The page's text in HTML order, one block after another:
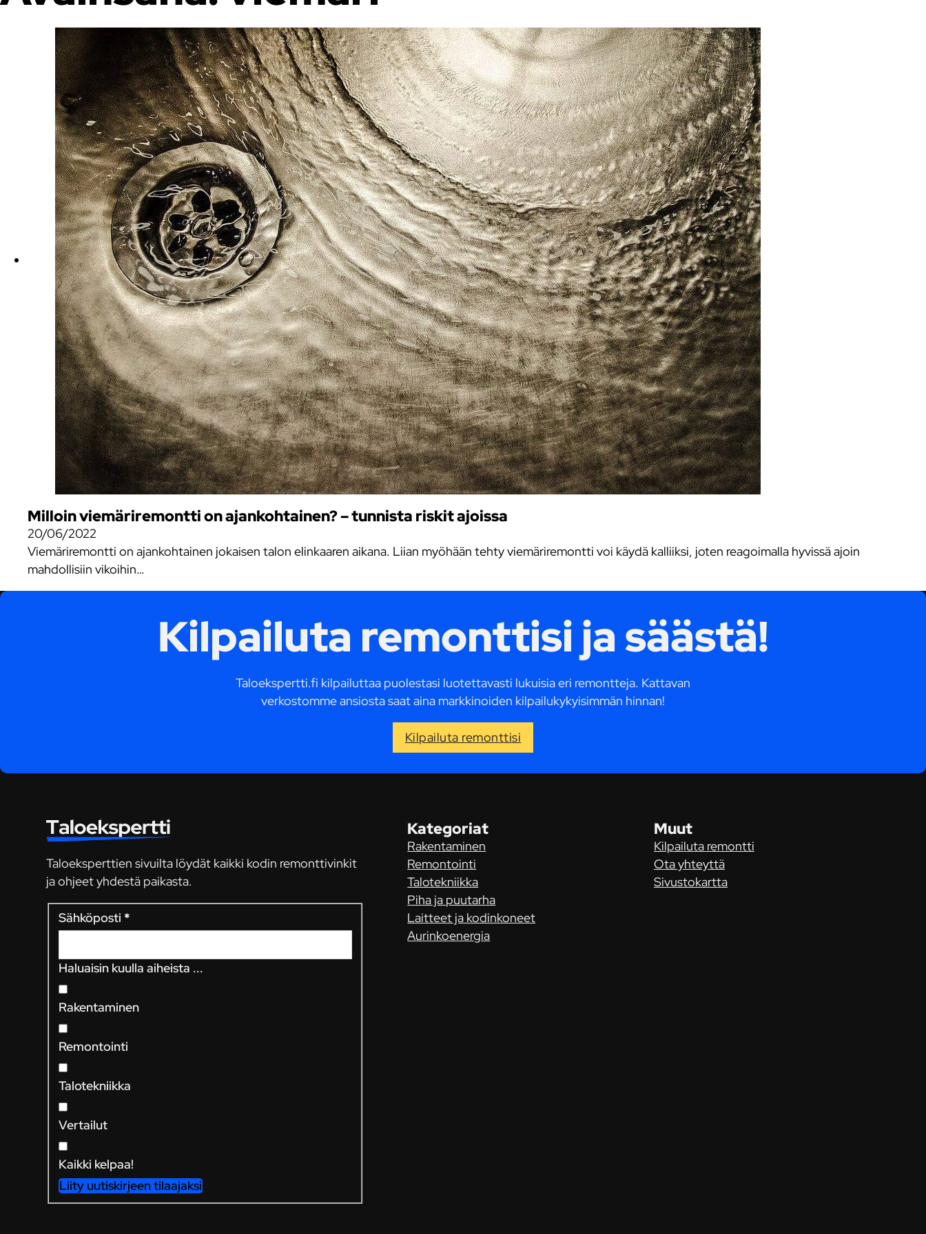
Milloin viemäriremontti on ajankohtainen? – tunnista riskit ajoissa
20/06/2022
Viemäriremontti on ajankohtainen jokaisen talon elinkaaren aikana. Liian myöhään tehty viemäriremontti voi käydä kalliiksi, joten reagoimalla hyvissä ajoin
mahdollisiin vikoihin…
Kilpailuta remonttisi ja säästä!
Taloekspertti.fi kilpailuttaa puolestasi luotettavasti lukuisia eri remontteja. Kattavan
verkostomme ansiosta saat aina markkinoiden kilpailukykyisimmän hinnan!
Kilpailuta remonttisi
Taloeksperttien sivuilta löydät kaikki kodin remonttivinkit
ja ohjeet yhdestä paikasta.
Sähköposti *
Haluaisin kuulla aiheista ...
Rakentaminen
Remontointi
Talotekniikka
Vertailut
Kaikki kelpaa!
Liity uutiskirjeen tilaajaksi
Kategoriat
Rakentaminen
Remontointi
Talotekniikka
Piha ja puutarha
Laitteet ja kodinkoneet
Aurinkoenergia
Muut
Kilpailuta remontti
Ota yhteyttä
Sivustokartta